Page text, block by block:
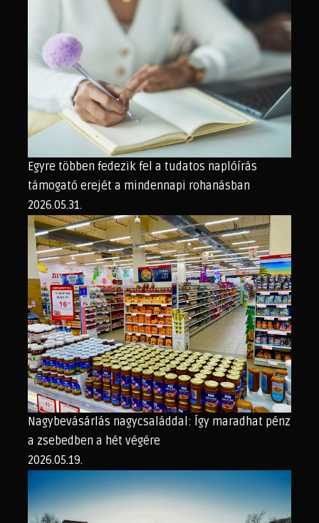
Egyre többen fedezik fel a tudatos naplóírás
támogató erejét a mindennapi rohanásban
2026.05.31.
Nagybevásárlás nagycsaláddal: Így maradhat pénz
a zsebedben a hét végére
2026.05.19.